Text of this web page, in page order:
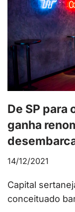
De SP para
ganha
14/12/2021
Capital
conceituado